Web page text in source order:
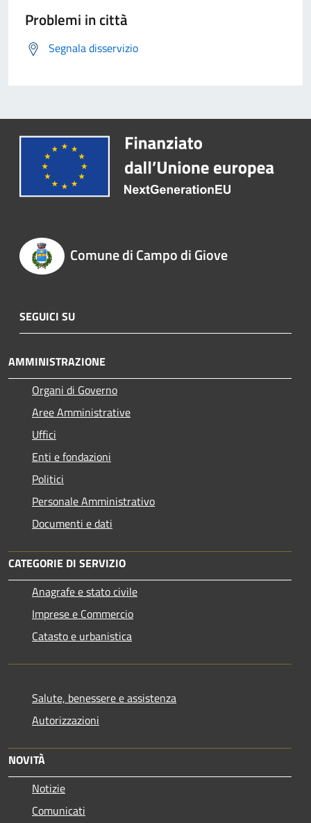
Problemi in città
Segnala disservizio
Comune di Campo di Giove
SEGUICI SU
AMMINISTRAZIONE
Organi di Governo
Aree Amministrative
Uffici
Enti e fondazioni
Politici
Personale Amministrativo
Documenti e dati
CATEGORIE DI SERVIZIO
Anagrafe e stato civile
Imprese e Commercio
Catasto e urbanistica
Salute, benessere e assistenza
Autorizzazioni
NOVITÀ
Notizie
Comunicati